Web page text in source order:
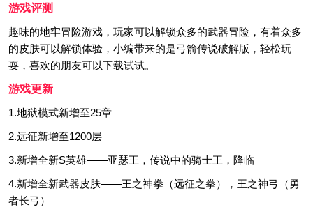
游戏评测
趣味的地牢冒险游戏，玩家可以解锁众多的武器冒险，有着众多
的皮肤可以解锁体验，小编带来的是弓箭传说破解版，轻松玩
耍，喜欢的朋友可以下载试试。
游戏更新
1.地狱模式新增至25章
2.远征新增至1200层
3.新增全新S英雄——亚瑟王，传说中的骑士王，降临
4.新增全新武器皮肤——王之神拳（远征之拳），王之神弓（勇
者长弓）